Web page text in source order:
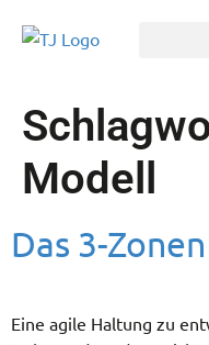
Modell
Das 3-
Eine agile Haltung zu